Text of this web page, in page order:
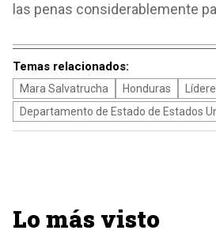
las penas considerablemente
Temas relacionados:
Mara Salvatrucha Honduras
Departamento de Estado de Estados
Lo más visto